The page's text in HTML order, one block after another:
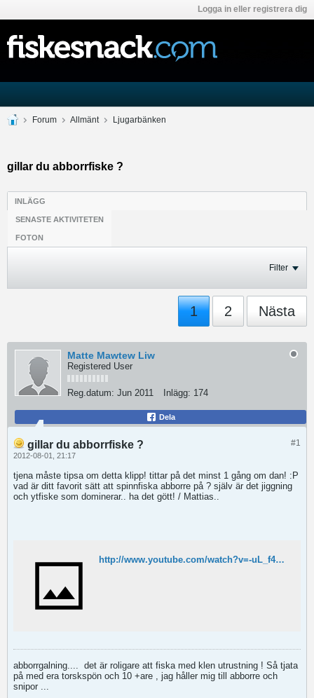
Logga in eller registrera dig
Forum Allmänt Ljugarbänken
gillar du abborrfiske ?
INLÄGG
SENASTE AKTIVITETEN
FOTON
Filter
1 2 Nästa
Matte Mawtew Liw
Registered User
Reg.datum: Jun 2011 Inlägg: 174
Dela
#1
gillar du abborrfiske ?
2012-08-01, 21:17
tjena måste tipsa om detta klipp! tittar på det minst 1 gång om dan! :P
vad är ditt favorit sätt att spinnfiska abborre på ? själv är det jiggning
och ytfiske som dominerar.. ha det gött! / Mattias..
http://www.youtube.com/watch?v=-uL_f4ZvnlU&feature=related
abborrgalning.... det är roligare att fiska med klen utrustning ! Så tjata
på med era torskspön och 10 +are , jag håller mig till abborre och
snipor ...